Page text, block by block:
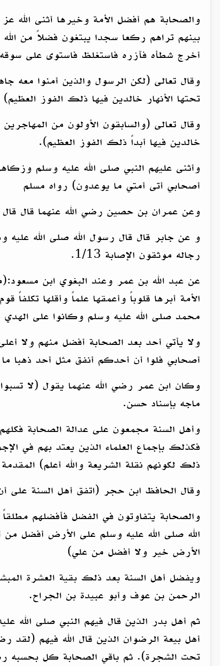
والصحابة هم أفضل الأمة وخيرها أثنى الله
بينهم تراهم ركعا سجدا يبتغون فضلاً من
أخرج شطأه فآزره فاستغلظ فاستوى على سوقه
وقال تعالى (لكن الرسول والذين أمنوا معه
تحتها الأنهار خالدين فيها ذلك الفوز العظيم)
وقال تعالى (والسابقون الأولون من
خالدين فيها أبداً ذلك الفوز العظيم).
وأثنى عليهم النبي صلى الله عليه وسلم
أصحابي أتى أمتي ما يوعدون) رواه مسلم
وعن عمران بن حصين رضي الله عنهما قال
و عن جابر قال قال رسول الله صلى الله عليه
رجاله موثقون الإصابة 1/13.
عن عبد الله بن عمر وعند البغوي ابن
الأمة أبرها قلوباً وأعمقها علماً وأقلها
محمد صلى الله عليه وسلم وكانوا على الهدي
ولا يأتي أحد بعد الصحابة أفضل منهم ولا
أصحابي فلوا أن أحدكم أنفق مثل أحد ذهبا
وكان ابن عمر رضي الله عنهما يقول (لا
ماجه بإسناد حسن.
وأهل السنة مجمعون على عدالة الصحابة
فكذلك بإجماع العلماء الذين يعتد بهم في
ذلك لكونهم نقلة الشريعة والله أعلم) المقدمة 146-
وقال الحافظ ابن حجر (اتفق أهل السنة على
والصحابة يتفاوتون في الفضل فأفضلهم
الله صلى الله عليه وسلم على الأرض أفضل
الأرض خير ولا أفضل من علي)
ويفضل أهل السنة بعد ذلك بقية العشرة
الرحمن بن عوف وأبو عبيدة بن الجراح.
ثم أهل بدر الذين قال فيهم النبي صلى الله
أهل بيعة الرضوان الذين قال الله فيهم (لقد
تحت الشجرة). ثم باقي الصحابة كل بحسبه